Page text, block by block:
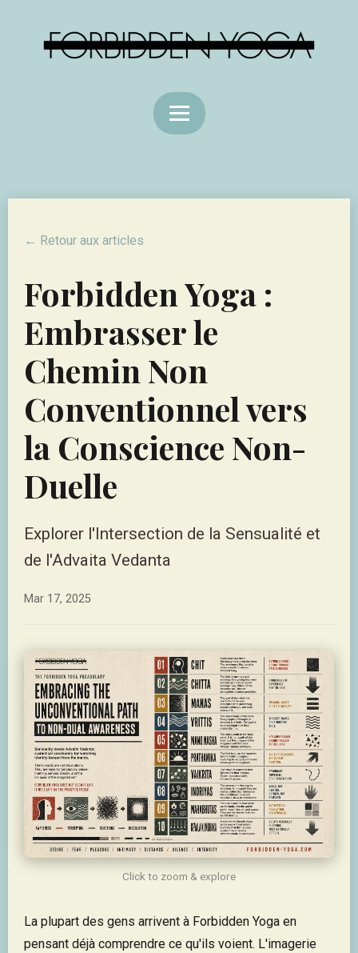
← Retour aux articles
Forbidden Yoga :
Embrasser le
Chemin Non
Conventionnel vers
la Conscience Non-
Duelle
Explorer l'Intersection de la Sensualité et
de l'Advaita Vedanta
Mar 17, 2025
Click to zoom & explore
La plupart des gens arrivent à Forbidden Yoga en
pensant déjà comprendre ce qu'ils voient. L'imagerie